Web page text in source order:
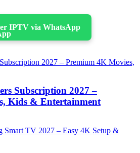
IPTV via WhatsApp
Subscription 2027 –
Kids & Entertainment